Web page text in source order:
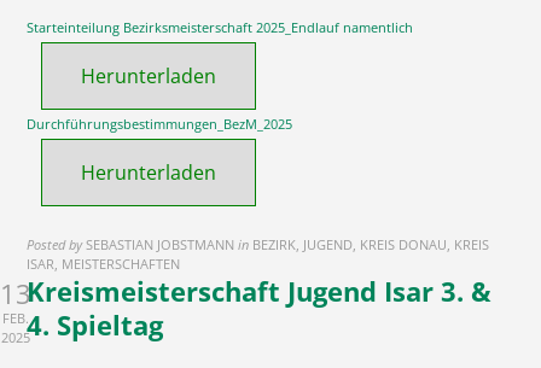
Starteinteilung Bezirksmeisterschaft 2025_Endlauf namentlich
Herunterladen
Durchführungsbestimmungen_BezM_2025
Herunterladen
Posted by SEBASTIAN JOBSTMANN in BEZIRK, JUGEND, KREIS DONAU, KREIS
ISAR, MEISTERSCHAFTEN
13
FEB.
2025
Kreismeisterschaft Jugend Isar 3. &
4. Spieltag